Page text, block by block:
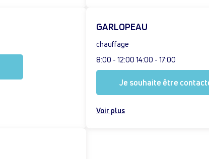
GARLOPEAU
chauffage
8:00 - 12:00 14:00 - 17:00
Je souhaite être
Voir plus